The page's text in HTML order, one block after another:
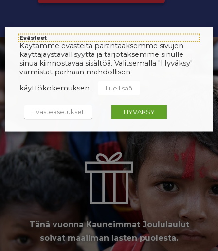
Tänä vuonna Kauneimmat Joululaulut
soivat maailman lasten puolesta.
Evästeet
Käytämme evästeitä parantaaksemme sivujen
käyttäjäystävällisyyttä ja tarjotaksemme sinulle
sinua kiinnostavaa sisältöä. Valitsemalla "Hyväksy"
varmistat parhaan mahdollisen
käyttökokemuksen.
Lue lisää
Evästeasetukset HYVÄKSY